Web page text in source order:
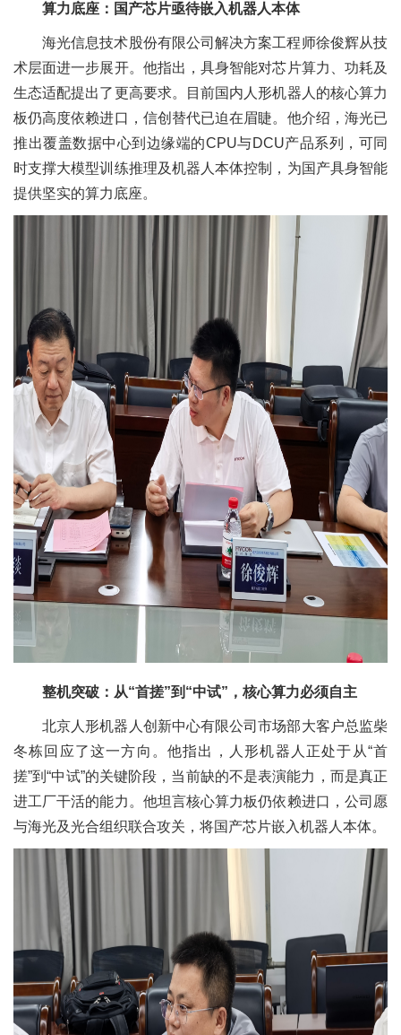
算力底座：国产芯片亟待嵌入机器人本体
海光信息技术股份有限公司解决方案工程师徐俊辉从技
术层面进一步展开。他指出，具身智能对芯片算力、功耗及
生态适配提出了更高要求。目前国内人形机器人的核心算力
板仍高度依赖进口，信创替代已迫在眉睫。他介绍，海光已
推出覆盖数据中心到边缘端的CPU与DCU产品系列，可同
时支撑大模型训练推理及机器人本体控制，为国产具身智能
提供坚实的算力底座。
整机突破：从“首搓”到“中试”，核心算力必须自主
北京人形机器人创新中心有限公司市场部大客户总监柴
冬栋回应了这一方向。他指出，人形机器人正处于从“首
搓”到“中试”的关键阶段，当前缺的不是表演能力，而是真正
进工厂干活的能力。他坦言核心算力板仍依赖进口，公司愿
与海光及光合组织联合攻关，将国产芯片嵌入机器人本体。